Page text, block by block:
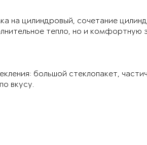
на цилиндровый, сочетание
тепло, но и комфортную
большой стеклопакет,
вкусу.